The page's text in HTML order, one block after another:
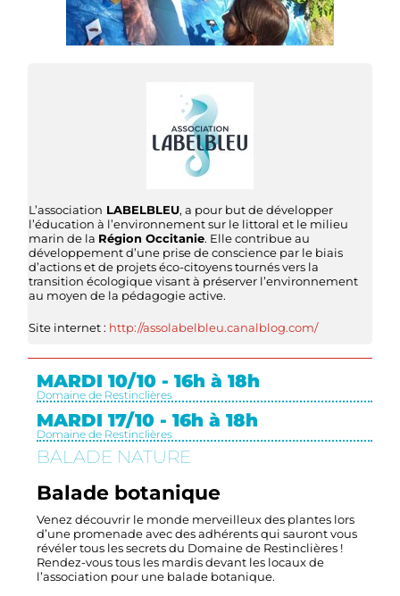
L’association LABELBLEU, a pour but de développer
l’éducation à l’environnement sur le littoral et le milieu
marin de la Région Occitanie. Elle contribue au
développement d’une prise de conscience par le biais
d’actions et de projets éco-citoyens tournés vers la
transition écologique visant à préserver l’environnement
au moyen de la pédagogie active.
Site internet : http://assolabelbleu.canalblog.com/
MARDI 10/10 - 16h à 18h
Domaine de Restinclières
MARDI 17/10 - 16h à 18h
Domaine de Restinclières
BALADE NATURE
Balade botanique
Venez découvrir le monde merveilleux des plantes lors
d’une promenade avec des adhérents qui sauront vous
révéler tous les secrets du Domaine de Restinclières !
Rendez-vous tous les mardis devant les locaux de
l’association pour une balade botanique.